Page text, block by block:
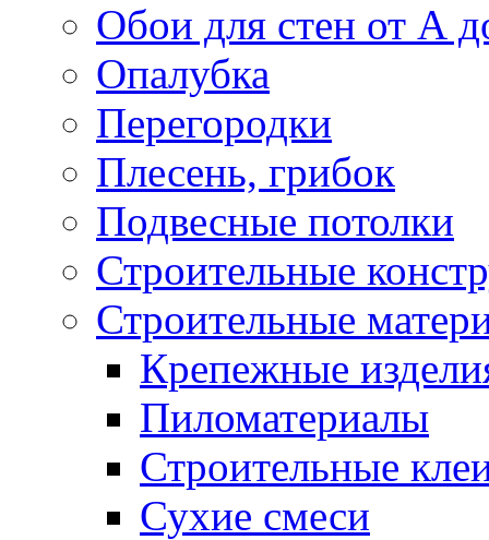
Обои для стен от А
Опалубка
Перегородки
Плесень, грибок
Подвесные потолки
Строительные
Строительные
Крепежные
Пиломатериалы
Строительные
Сухие смеси